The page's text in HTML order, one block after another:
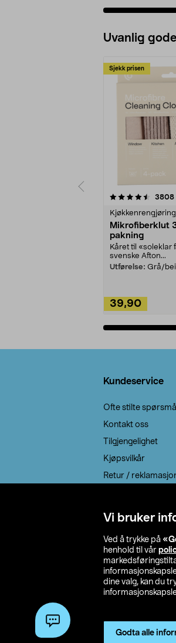
Vi bruker
Ved å trykke på
henhold til vår
dine valg, kan du
Godta alle
Uvanlig
Sjekk prisen
3808
Kjøkkenrengjøring
Mikrofiberklut
pakning
Kåret til «soleklar
svenske Afton...
Utførelse: Grå/
39,90
4.5av 5
Kundeservice
Ofte stilte spørsmål
Kontakt oss
Tilgjengelighet
Kjøpsvilkår
Retur /